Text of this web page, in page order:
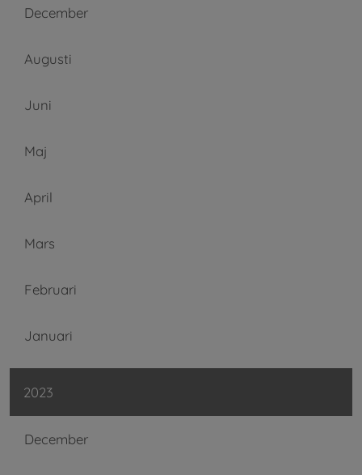
December
Augusti
Juni
Maj
April
Mars
Februari
Januari
2023
December